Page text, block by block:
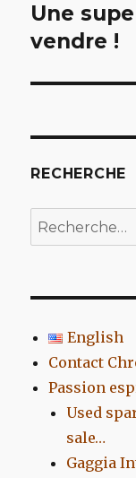
Article
suivant :
Une
vendre !
RECHERCHE
Recherche
pour
English
Contact
Passion
Used
sale…
Gaggia